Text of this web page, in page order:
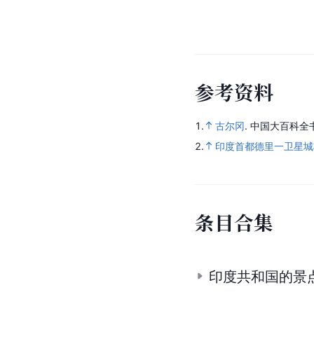
参考资料
1. 古尔冈. 中国大百科全
2.
印度首都德里一卫星
条目合集
印度共和国的景